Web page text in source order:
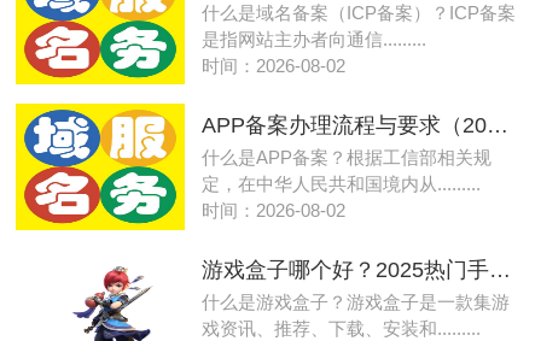
什么是域名备案（ICP备案）？ICP备案
是指网站主办者向通信.........
时间：2026-08-02
APP备案办理流程与要求（2025-2026最新版）
什么是APP备案？根据工信部相关规
定，在中华人民共和国境内从.........
时间：2026-08-02
游戏盒子哪个好？2025热门手游平台推荐
什么是游戏盒子？游戏盒子是一款集游
戏资讯、推荐、下载、安装和.........